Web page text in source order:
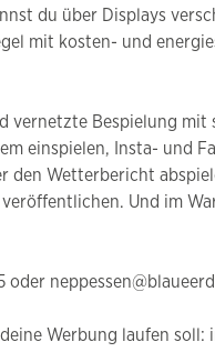
du über Displays
mit kosten- und
vernetzte Bespielung
einspielen, Insta- und
Wetterbericht
Und im
oder
Werbung laufen